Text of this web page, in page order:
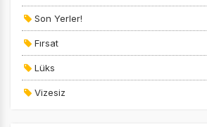
Son Yerler!
Fırsat
Lüks
Vizesiz